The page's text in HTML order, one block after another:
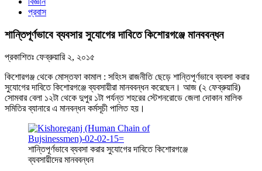
প্রবাস
শান্তিপূর্ণভাবে ব্যবসার সুযোগের দাবিতে কিশোরগঞ্জে মানববন্ধন
প্রকাশিতঃ ফেব্রুয়ারি ২, ২০১৫
কিশোরগঞ্জ থেকে মোস্তফা কামাল : সহিংস রাজনীতি ছেড়ে শান্তিপূর্ণভাবে ব্যবসা করার
সুযোগের দাবিতে কিশোরগঞ্জে ব্যবসায়ীরা মানববন্ধন করেছেন। আজ (২ ফেব্রুয়ারি)
সোমবার বেলা ১২টা থেকে দুপুর ১টা পর্যন্ত শহরের স্টেশনরোডে জেলা দোকান মালিক
সমিতির ব্যানারে এ মানবন্ধন কর্মসূচী পালিত হয়।
শান্তিপূর্ণভাবে ব্যবসা করার সুযোগের দাবিতে কিশোরগঞ্জে
ব্যবসায়ীদের মানববন্ধন